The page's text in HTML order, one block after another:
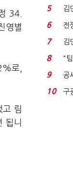
34.
영별
로,
고 림
됩니
'1
5
김
청
6
전
에
7
김
위
8
"
주
9
공
가
10
구